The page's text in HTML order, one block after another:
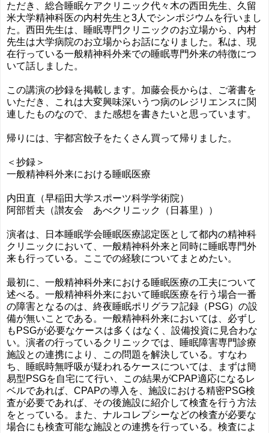
ただき、総合睡眠ケアクリニック代々木の西田先生、久留
米大学精神科医の内村先生と3人でシンポジウムを行いまし
た。西田先生は、睡眠専門クリニックのお立場から、内村
先生は大学病院のお立場からお話になりました。私は、現
在行っている一般精神科外来での睡眠専門外来の特徴につ
いて話しました。
この講演の抄録を掲載します。加藤会長からは、ご著書を
いただき、これは大変興味深いうつ病のレジリエンスに関
連したものなので、また感想を書きたいと思っています。
帰りには、宇都宮餃子をたくさん買って帰りました。
＜抄録＞
一般精神科外来における睡眠医療
内田直（早稲田大学スポーツ科学学術院）
阿部哲夫（讃友会 あべクリニック（日暮里））
演者は、日本睡眠学会睡眠医療認定医として都内の精神科
クリニックにおいて、一般精神科外来と同時に睡眠専門外
来も行っている。ここでの経験についてまとめたい。
最初に、一般精神科外来における睡眠医療の工夫について
述べる。一般精神科外来において睡眠医療を行う場合一番
の障害となるのは、終夜睡眠ポリグラフ記録（PSG）の設
備が無いことである。一般精神科外来においては、必ずし
もPSGが必要なケースは多くはなく、設備投資に見合わな
い。演者の行っているクリニックでは、睡眠障害専門診療
施設との連携により、この問題を解決している。すなわ
ち、睡眠時無呼吸が疑われるケースについては、まずは簡
易型PSGを自宅にて行い、この結果がCPAP適応になるレ
ベルであれば、CPAPの導入を、施設における精密PSG検
査が必要であれば、その後施設に紹介して検査を行う方法
をとっている。また、ナルコレプシーなどの検査が必要な
場合にも検査可能な施設との連携を行っている。検査によ